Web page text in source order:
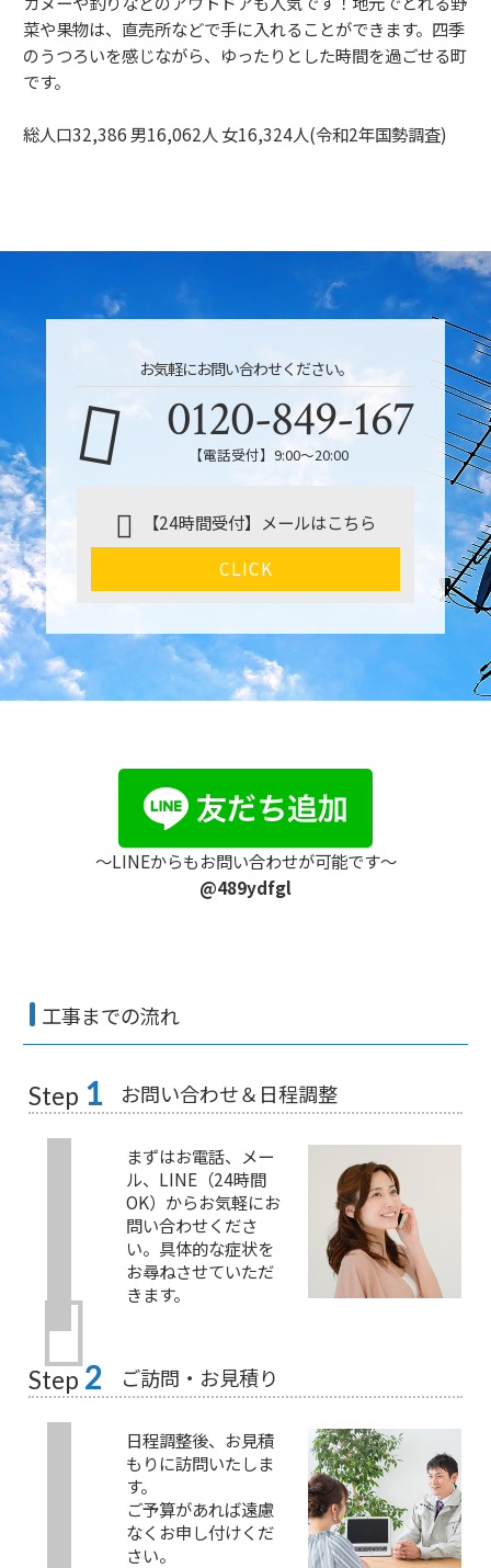
菜や果物は、直売所などで手に入れることができます。四季
のうつろいを感じながら、ゆったりとした時間を過ごせる町
です。
総人口32,386 男16,062人 女16,324人(令和2年国勢調査)
お気軽にお問い合わせください。
0120-849-167
【電話受付】9:00〜20:00
【24時間受付】メールはこちら
CLICK
〜LINEからもお問い合わせが可能です〜
@489ydfgl
工事までの流れ
Step 1 お問い合わせ＆日程調整
まずはお電話、メー
ル、LINE（24時間
OK）からお気軽にお
問い合わせくださ
い。具体的な症状を
お尋ねさせていただ
きます。
Step 2 ご訪問・お見積り
日程調整後、お見積
もりに訪問いたしま
す。
ご予算があれば遠慮
なくお申し付けくだ
さい。